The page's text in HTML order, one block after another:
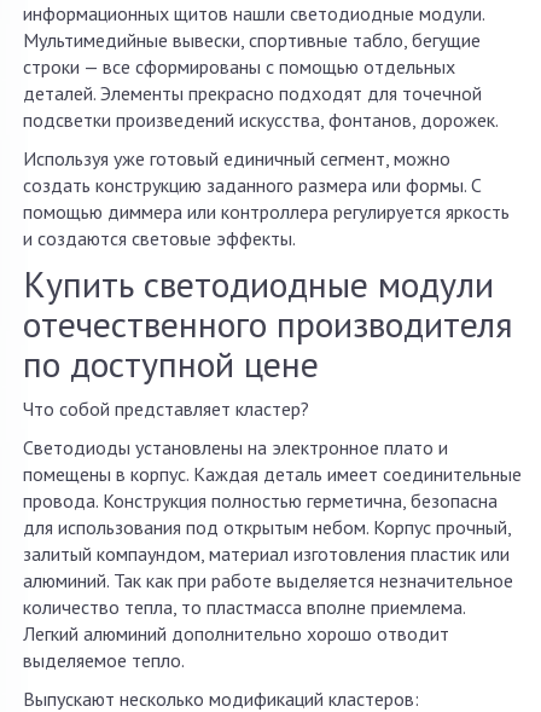
информационных щитов нашли светодиодные модули.
Мультимедийные вывески, спортивные табло, бегущие
строки — все сформированы с помощью отдельных
деталей. Элементы прекрасно подходят для точечной
подсветки произведений искусства, фонтанов, дорожек.
Используя уже готовый единичный сегмент, можно
создать конструкцию заданного размера или формы. С
помощью диммера или контроллера регулируется яркость
и создаются световые эффекты.
Купить светодиодные модули
отечественного производителя
по доступной цене
Что собой представляет кластер?
Светодиоды установлены на электронное плато и
помещены в корпус. Каждая деталь имеет соединительные
провода. Конструкция полностью герметична, безопасна
для использования под открытым небом. Корпус прочный,
залитый компаундом, материал изготовления пластик или
алюминий. Так как при работе выделяется незначительное
количество тепла, то пластмасса вполне приемлема.
Легкий алюминий дополнительно хорошо отводит
выделяемое тепло.
Выпускают несколько модификаций кластеров: